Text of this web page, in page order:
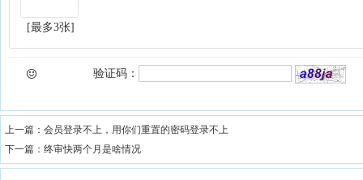
[最多3张]
验证码：
上一篇： 会员登录不上，用你们重置的密码登录不上
下一篇： 终审快两个月是啥情况